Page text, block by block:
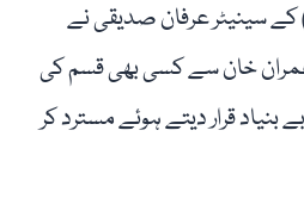
کے سینیٹر عرفان صدیقی نے
خان سے کسی بھی قسم کی
بنیاد قرار دیتے ہوئے مسترد کر